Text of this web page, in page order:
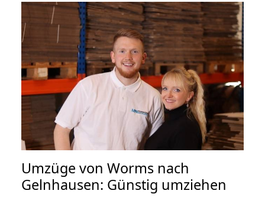
Umzüge von Worms nach
Gelnhausen: Günstig umziehen